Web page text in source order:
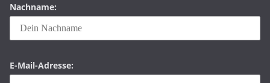
Nachname:
E-Mail-Adresse: